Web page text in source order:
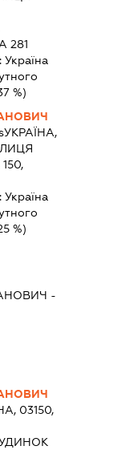
281
Україна
%)
УКРАЇНА,
Україна
%)
-
03150,